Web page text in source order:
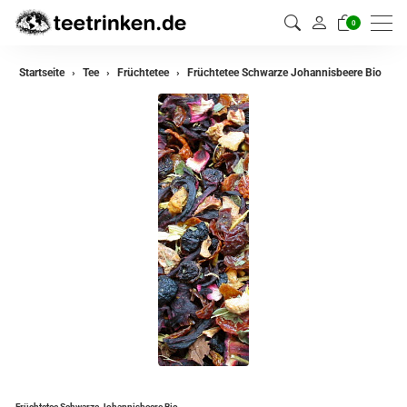
0
zurück
Teemischungen
Startseite Tee Früchtetee Früchtetee Schwarze Johannisbeere Bio